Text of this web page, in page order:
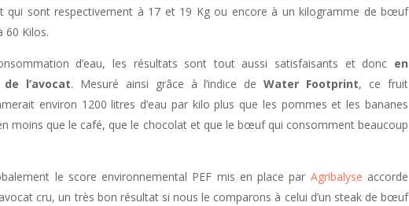
qui sont respectivement à 17 et 19 Kg ou encore à un kilogramme de bœuf
60 Kilos.
d’eau, les résultats sont tout aussi satisfaisants et donc en
l’avocat. Mesuré ainsi grâce à l’indice deWater Footprint, ce fruit
environ 1200 litres d’eau par kilo plus que les pommes et les bananes
moins que le café, que le chocolat et que le bœuf qui consomment beaucoup
le score environnemental PEF mis en place par Agribalyse accorde
cru, un très bon résultat si nous le comparons à celui d’un steak de bœuf